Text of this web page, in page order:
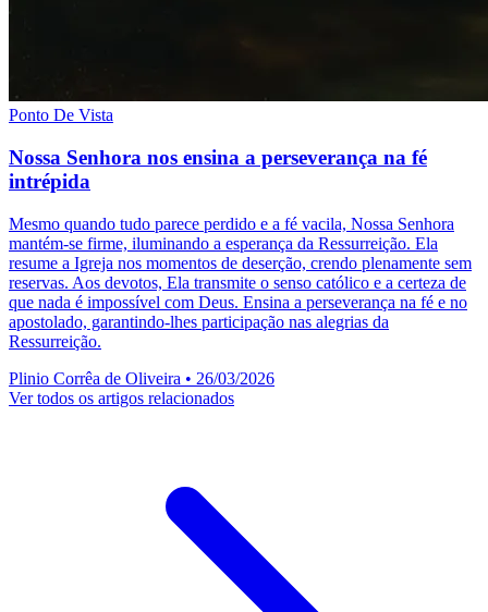
Ponto De Vista
Nossa Senhora nos ensina a perseverança na fé
intrépida
Mesmo quando tudo parece perdido e a fé vacila, Nossa Senhora
mantém-se firme, iluminando a esperança da Ressurreição. Ela
resume a Igreja nos momentos de deserção, crendo plenamente sem
reservas. Aos devotos, Ela transmite o senso católico e a certeza de
que nada é impossível com Deus. Ensina a perseverança na fé e no
apostolado, garantindo-lhes participação nas alegrias da
Ressurreição.
Plinio Corrêa de Oliveira • 26/03/2026
Ver todos os artigos relacionados